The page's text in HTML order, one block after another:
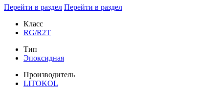
Перейти в раздел Перейти в раздел
Класс
RG/R2T
Тип
Эпоксидная
Производитель
LITOKOL